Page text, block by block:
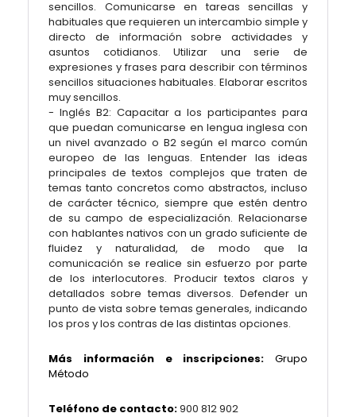
sencillos. Comunicarse en tareas sencillas y
habituales que requieren un intercambio simple y
directo de información sobre actividades y
asuntos cotidianos. Utilizar una serie de
expresiones y frases para describir con términos
sencillos situaciones habituales. Elaborar escritos
muy sencillos.
- Inglés B2: Capacitar a los participantes para
que puedan comunicarse en lengua inglesa con
un nivel avanzado o B2 según el marco común
europeo de las lenguas. Entender las ideas
principales de textos complejos que traten de
temas tanto concretos como abstractos, incluso
de carácter técnico, siempre que estén dentro
de su campo de especialización. Relacionarse
con hablantes nativos con un grado suficiente de
fluidez y naturalidad, de modo que la
comunicación se realice sin esfuerzo por parte
de los interlocutores. Producir textos claros y
detallados sobre temas diversos. Defender un
punto de vista sobre temas generales, indicando
los pros y los contras de las distintas opciones.
Más información e inscripciones: Grupo
Método
Teléfono de contacto:900 812 902